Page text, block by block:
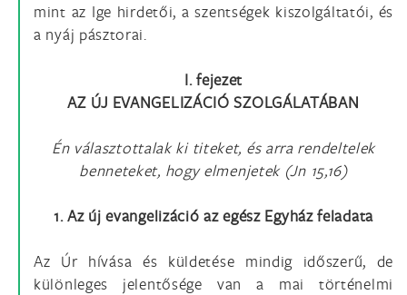
mint az Ige hirdetői, a szentségek kiszolgáltatói, és
a nyáj pásztorai.
I. fejezet
AZ ÚJ EVANGELIZÁCIÓ SZOLGÁLATÁBAN
Én választottalak ki titeket, és arra rendeltelek
benneteket, hogy elmenjetek (Jn 15,16)
1. Az új evangelizáció az egész Egyház feladata
Az Úr hívása és küldetése mindig időszerű, de
különleges jelentősége van a mai történelmi